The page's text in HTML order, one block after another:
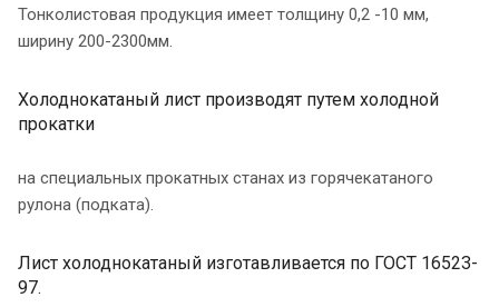
Тонколистовая продукция имеет толщину 0,2 -10 мм,
ширину 200-2300мм.
Холоднокатаный лист производят путем холодной
прокатки
на специальных прокатных станах из горячекатаного
рулона (подката).
Лист холоднокатаный изготавливается по ГОСТ 16523-
97.